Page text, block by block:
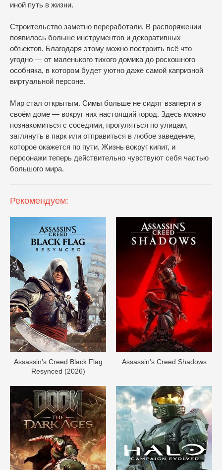
иной путь в жизни.
Строительство заметно переработали. В распоряжении
появилось больше инструментов и декоративных
объектов. Благодаря этому можно построить всё что
угодно — от маленького тихого домика до роскошного
особняка, в котором будет уютно даже самой капризной
виртуальной персоне.
Мир стал открытым. Симы больше не сидят взаперти в
своём доме — вокруг них настоящий город. Здесь можно
познакомиться с соседями, прогуляться по улицам,
заглянуть в парк или отправиться в любое заведение,
которое окажется по пути. Жизнь вокруг кипит, и
персонажи теперь действительно чувствуют себя частью
большого мира.
Рекомендуем:
Assassin's Creed Black Flag
Resynced (2026)
Assassin's Creed Shadows